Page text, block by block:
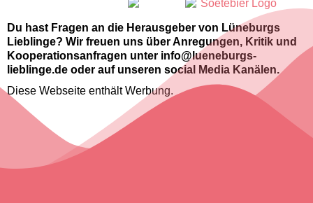
Du hast Fragen an die Herausgeber von Lüneburgs
Lieblinge? Wir freuen uns über Anregungen, Kritik und
Kooperationsanfragen unter info@lueneburgs-
lieblinge.de oder auf unseren social Media Kanälen.
Diese Webseite enthält Werbung.